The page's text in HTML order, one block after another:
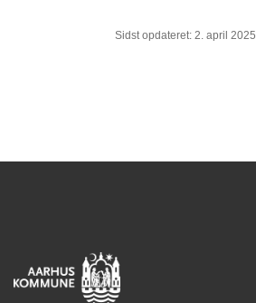
Sidst opdateret: 2. april 2025